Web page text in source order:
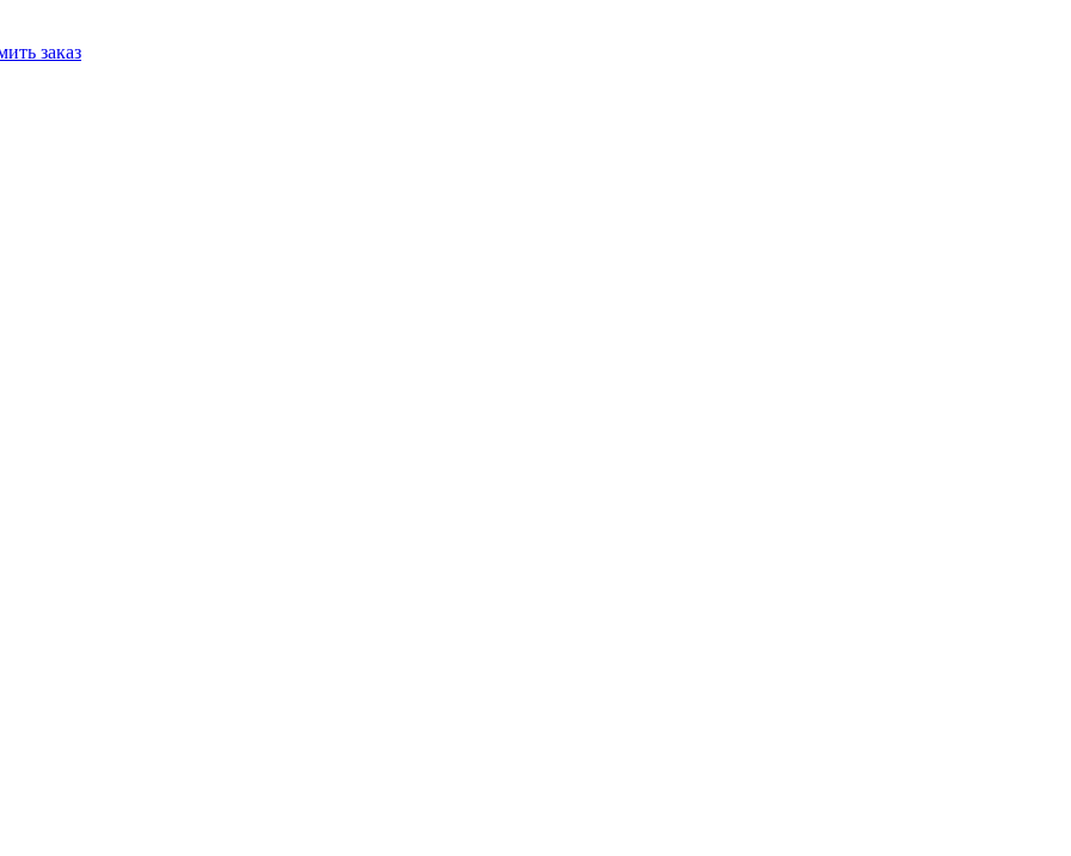
заказ